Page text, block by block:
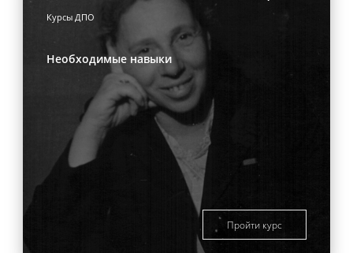
Курсы ДПО
Необходимые навыки
Пройти курс